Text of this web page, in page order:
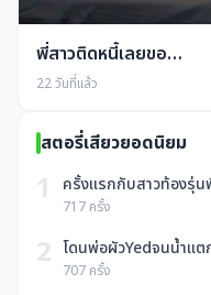
พี่สาวติดหนี้เลยขอ…
22 วันที่แล้ว
สตอรี่เสียวยอดนิยม
1 ครั้งแรกกับสาวท้องรุ่
717 ครั้ง
2 โดนพ่อผัวYedจนน้ำแต
707 ครั้ง